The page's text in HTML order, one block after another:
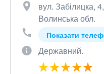
вул. Забілицка,
Волинська обл.
Показати
Державний.